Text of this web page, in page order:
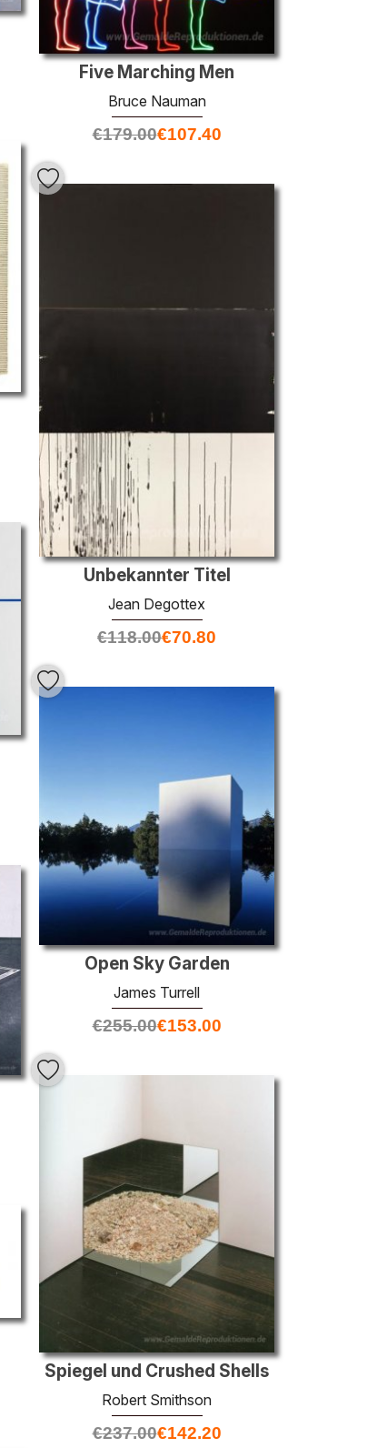
Five Marching Men
Bruce Nauman
€179.00€107.40
Unbekannter Titel
Jean Degottex
€118.00€70.80
Open Sky Garden
James Turrell
€255.00€153.00
Spiegel und Crushed Shells
Robert Smithson
€237.00€142.20